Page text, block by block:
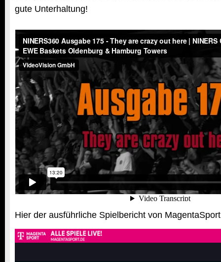
gute Unterhaltung!
Hier der ausführliche Spielbericht von